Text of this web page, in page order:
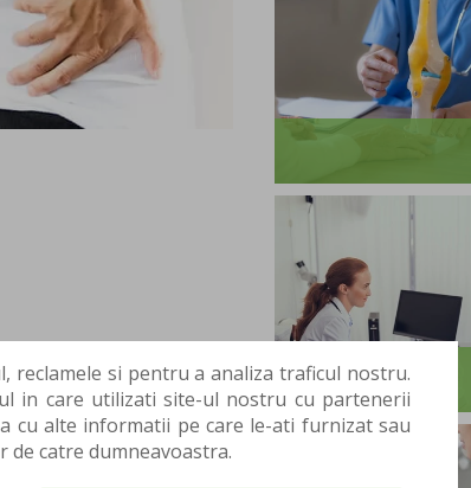
reclamele si pentru a analiza traficul nostru.
in care utilizati site-ul nostru cu partenerii
cu alte informatii pe care le-ati furnizat sau
de catre dumneavoastra.
lipsa
indelungata in
discurilor